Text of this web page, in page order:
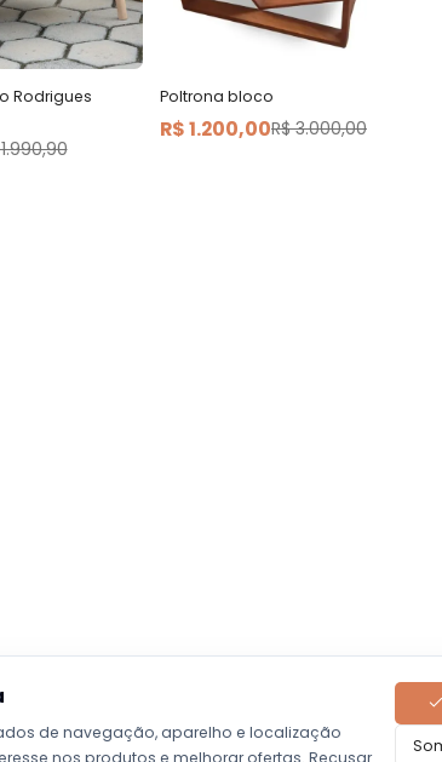
Rodrigues
Poltrona bloco
R$ 1.200,00R$ 3.000,00
de navegação, aparelho e localização
nos produtos e melhorar ofertas. Recusar